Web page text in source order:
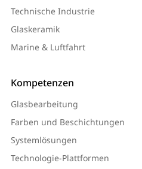
Technische Industrie
Glaskeramik
Marine & Luftfahrt
Kompetenzen
Glasbearbeitung
Farben und Beschichtungen
Systemlösungen
Technologie-Plattformen